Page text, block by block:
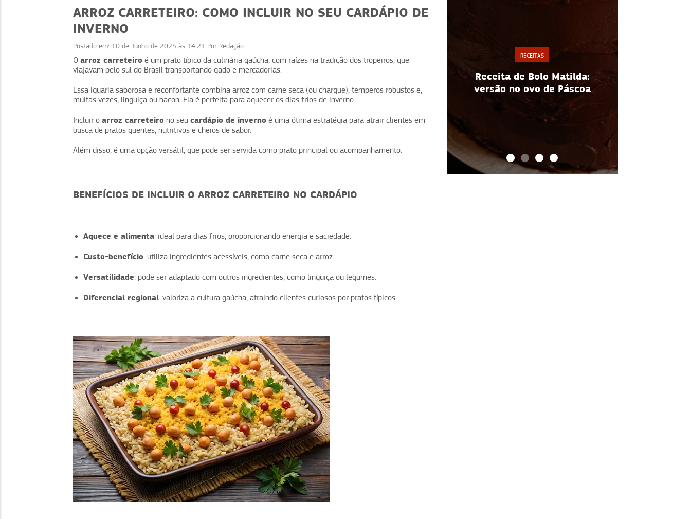
ARROZ CARRETEIRO: COMO INCLUIR NO SEU CARDÁPIO DE
INVERNO
Postado em: 10 de Junho de 2025 às 14:21 Por Redação
O arroz carreteiro é um prato típico da culinária gaúcha, com raízes na tradição dos tropeiros, que
viajavam pelo sul do Brasil transportando gado e mercadorias.
Essa iguaria saborosa e reconfortante combina arroz com carne seca (ou charque), temperos robustos e,
muitas vezes, linguiça ou bacon. Ela é perfeita para aquecer os dias frios de inverno.
Incluir o arroz carreteiro no seu cardápio de inverno é uma ótima estratégia para atrair clientes em
busca de pratos quentes, nutritivos e cheios de sabor.
Além disso, é uma opção versátil, que pode ser servida como prato principal ou acompanhamento.
BENEFÍCIOS DE INCLUIR O ARROZ CARRETEIRO NO CARDÁPIO
Aquece e alimenta: ideal para dias frios, proporcionando energia e saciedade.
Custo-benefício: utiliza ingredientes acessíveis, como carne seca e arroz.
Versatilidade: pode ser adaptado com outros ingredientes, como linguiça ou legumes.
Diferencial regional: valoriza a cultura gaúcha, atraindo clientes curiosos por pratos típicos.
RECEITAS
Cardápio de Verão: receitas
práticas e como vender bem
além da xícara para vender
RECEITAS
Receita de Bolo Matilda:
versão no ovo de Páscoa